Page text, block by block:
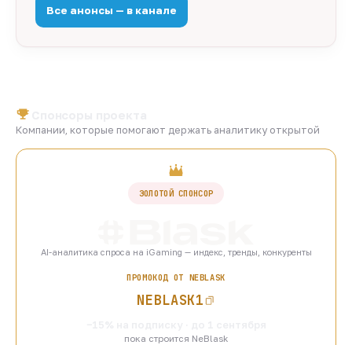
Все анонсы — в канале
Компании, которые помогают держать аналитику открытой
ЗОЛОТОЙ СПОНСОР
AI-аналитика спроса на iGaming — индекс, тренды, конкуренты
ПРОМОКОД ОТ NEBLASK
NEBLASK1
пока строится NeBlask